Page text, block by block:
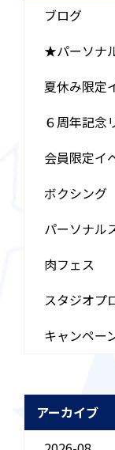
ブログ
★パーソナ
夏休み限定
６周年記念
会員限定イ
ボクシング
パーソナル
肉フェス
スタジオプ
キャンペー
アーカイブ